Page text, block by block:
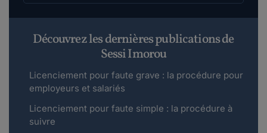
Découvrez les dernières publications de
Sessi Imorou
Licenciement pour faute grave : la procédure pour
employeurs et salariés
Licenciement pour faute simple : la procédure à
suivre